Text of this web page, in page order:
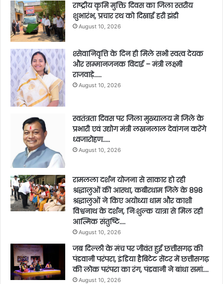
राष्ट्रीय कृमि मुक्ति दिवस का जिला स्तरीय
शुभारंभ, प्रचार रथ को दिखाई हरी झंडी
August 10, 2026
श्सेवानिवृत्ति के दिन ही मिले सभी स्वत्व देयक
और सम्मानजनक विदाई – मंत्री लक्ष्मी
राजवाड़े…..
August 10, 2026
स्वतंत्रता दिवस पर जिला मुख्यालय में जिले के
प्रभारी एवं उद्योग मंत्री लखनलाल देवांगन करेंगे
ध्वजारोहण…..
August 10, 2026
रामलला दर्शन योजना से साकार हो रही
श्रद्धालुओं की आस्था, कबीरधाम जिले के 898
श्रद्धालुओं ने किए अयोध्या धाम और काशी
विश्वनाथ के दर्शन, निःशुल्क यात्रा से मिल रही
आत्मिक संतुष्टि….
August 10, 2026
जब दिल्ली के मंच पर जीवंत हुई छत्तीसगढ़ की
पंडवानी परंपरा, इंडिया हैबिटेट सेंटर में छत्तीसगढ़
की लोक परंपरा का रंग, पंडवानी ने बांधा समां….
August 10, 2026